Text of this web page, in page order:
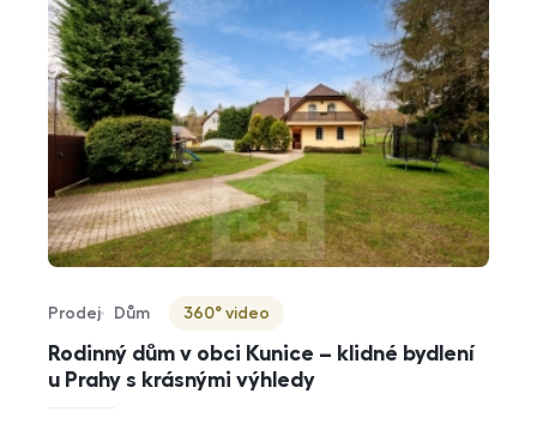
Rodinný dům v obci Kunice – klidné bydlení
u Prahy s krásnými výhledy
Typ nabídky
Prodej
Typ nemovitosti
Dům
Virtuální prohlídka
360° video